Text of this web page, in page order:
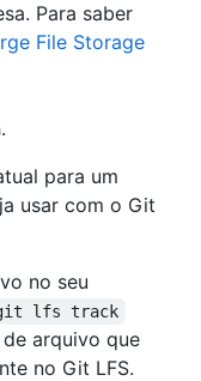
Para saber
File Storage
.
para um
usar com o Git
no seu
lfs track
arquivo que
no Git LFS.